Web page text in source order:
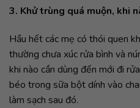
3. Khử trùng quá muộn, khi
Hầu hết các mẹ có thói quen
thường chưa xúc rửa bình và
khi nào cần dùng đến mới đi
béo trong sữa bột dính vào
làm sạch sau đó.